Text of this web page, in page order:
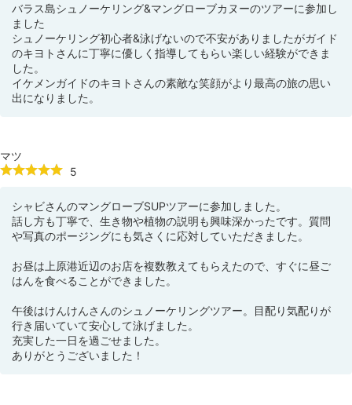
バラス島シュノーケリング&マングローブカヌーのツアーに参加し
ました
シュノーケリング初心者&泳げないので不安がありましたがガイド
のキヨトさんに丁寧に優しく指導してもらい楽しい経験ができま
した。
イケメンガイドのキヨトさんの素敵な笑顔がより最高の旅の思い
出になりました。
マツ
5
シャビさんのマングローブSUPツアーに参加しました。
話し方も丁寧で、生き物や植物の説明も興味深かったです。質問
や写真のポージングにも気さくに応対していただきました。
お昼は上原港近辺のお店を複数教えてもらえたので、すぐに昼ご
はんを食べることができました。
午後はけんけんさんのシュノーケリングツアー。目配り気配りが
行き届いていて安心して泳げました。
充実した一日を過ごせました。
ありがとうございました！